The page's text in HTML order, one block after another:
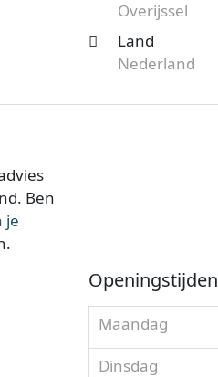
Overijssel
Land
Nederland
Ben
je
Openingstijden
Maandag
Dinsdag